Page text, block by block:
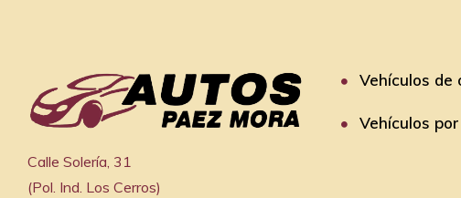
Calle Solería, 31
(Pol. Ind. Los Cerros)
Vehículos de
Vehículos